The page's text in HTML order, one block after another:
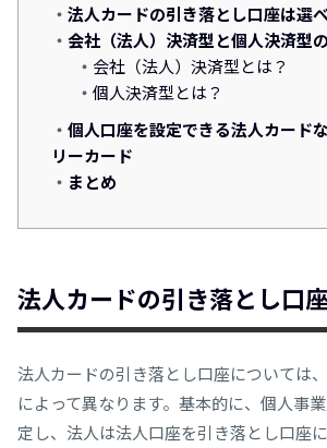
法人カードの引き落とし口座は選
会社（法人） 決済型と個人決済型
会社（法人）決済型とは？
個人決済型とは？
個人口座を設定できる法人カード
リーカード
まとめ
法人カードの引き落とし口
法人カードの引き落とし口座については
によって異なります。基本的に、個人事
定し、法人は法人口座を引き落とし口座